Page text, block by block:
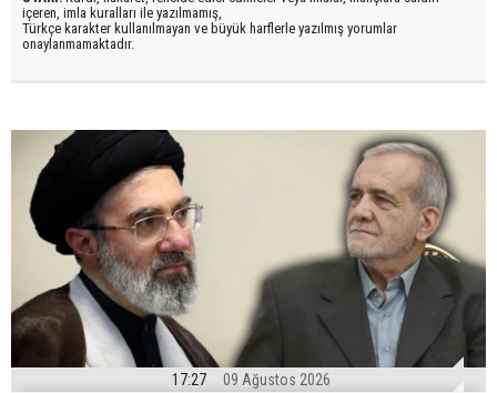
içeren, imla kuralları ile yazılmamış,
Türkçe karakter kullanılmayan ve büyük harflerle yazılmış yorumlar
onaylanmamaktadır.
17:27 09 Ağustos 2026